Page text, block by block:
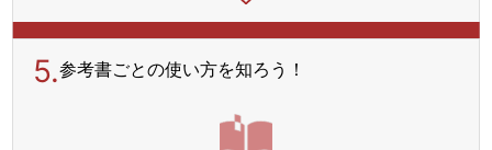
5.参考書ごとの使い方を知ろう！